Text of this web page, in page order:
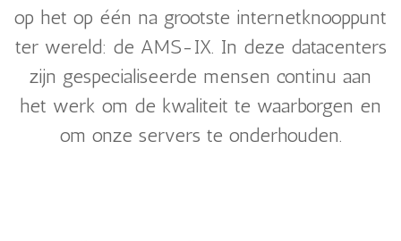
op het op één na grootste internetknooppunt
ter wereld: de AMS-IX. In deze datacenters
zijn gespecialiseerde mensen continu aan
het werk om de kwaliteit te waarborgen en
om onze servers te onderhouden.